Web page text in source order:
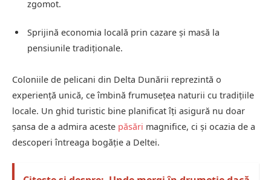
zgomot.
Sprijină economia locală prin cazare și masă la
pensiunile tradiționale.
Coloniile de pelicani din Delta Dunării reprezintă o
experiență unică, ce îmbină frumusețea naturii cu tradițiile
locale. Un ghid turistic bine planificat îți asigură nu doar
șansa de a admira aceste păsări magnifice, ci și ocazia de a
descoperi întreaga bogăție a Deltei.